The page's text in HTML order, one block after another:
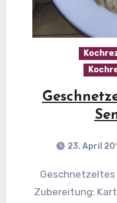
23. April
Geschnetzeltes in Zwiebel-Senf-Rahm
Zubereitung: